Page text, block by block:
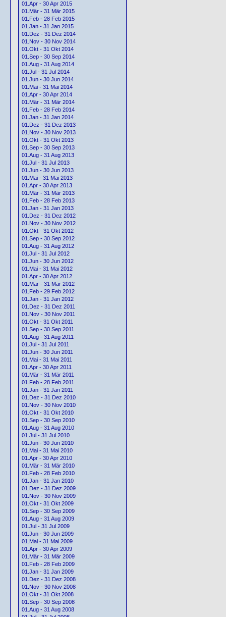
01.Apr - 30 Apr 2015
01.Mär - 31 Mär 2015
01.Feb - 28 Feb 2015
01.Jan - 31 Jan 2015
01.Dez - 31 Dez 2014
01.Nov - 30 Nov 2014
01.Okt - 31 Okt 2014
01.Sep - 30 Sep 2014
01.Aug - 31 Aug 2014
01.Jul - 31 Jul 2014
01.Jun - 30 Jun 2014
01.Mai - 31 Mai 2014
01.Apr - 30 Apr 2014
01.Mär - 31 Mär 2014
01.Feb - 28 Feb 2014
01.Jan - 31 Jan 2014
01.Dez - 31 Dez 2013
01.Nov - 30 Nov 2013
01.Okt - 31 Okt 2013
01.Sep - 30 Sep 2013
01.Aug - 31 Aug 2013
01.Jul - 31 Jul 2013
01.Jun - 30 Jun 2013
01.Mai - 31 Mai 2013
01.Apr - 30 Apr 2013
01.Mär - 31 Mär 2013
01.Feb - 28 Feb 2013
01.Jan - 31 Jan 2013
01.Dez - 31 Dez 2012
01.Nov - 30 Nov 2012
01.Okt - 31 Okt 2012
01.Sep - 30 Sep 2012
01.Aug - 31 Aug 2012
01.Jul - 31 Jul 2012
01.Jun - 30 Jun 2012
01.Mai - 31 Mai 2012
01.Apr - 30 Apr 2012
01.Mär - 31 Mär 2012
01.Feb - 29 Feb 2012
01.Jan - 31 Jan 2012
01.Dez - 31 Dez 2011
01.Nov - 30 Nov 2011
01.Okt - 31 Okt 2011
01.Sep - 30 Sep 2011
01.Aug - 31 Aug 2011
01.Jul - 31 Jul 2011
01.Jun - 30 Jun 2011
01.Mai - 31 Mai 2011
01.Apr - 30 Apr 2011
01.Mär - 31 Mär 2011
01.Feb - 28 Feb 2011
01.Jan - 31 Jan 2011
01.Dez - 31 Dez 2010
01.Nov - 30 Nov 2010
01.Okt - 31 Okt 2010
01.Sep - 30 Sep 2010
01.Aug - 31 Aug 2010
01.Jul - 31 Jul 2010
01.Jun - 30 Jun 2010
01.Mai - 31 Mai 2010
01.Apr - 30 Apr 2010
01.Mär - 31 Mär 2010
01.Feb - 28 Feb 2010
01.Jan - 31 Jan 2010
01.Dez - 31 Dez 2009
01.Nov - 30 Nov 2009
01.Okt - 31 Okt 2009
01.Sep - 30 Sep 2009
01.Aug - 31 Aug 2009
01.Jul - 31 Jul 2009
01.Jun - 30 Jun 2009
01.Mai - 31 Mai 2009
01.Apr - 30 Apr 2009
01.Mär - 31 Mär 2009
01.Feb - 28 Feb 2009
01.Jan - 31 Jan 2009
01.Dez - 31 Dez 2008
01.Nov - 30 Nov 2008
01.Okt - 31 Okt 2008
01.Sep - 30 Sep 2008
01.Aug - 31 Aug 2008